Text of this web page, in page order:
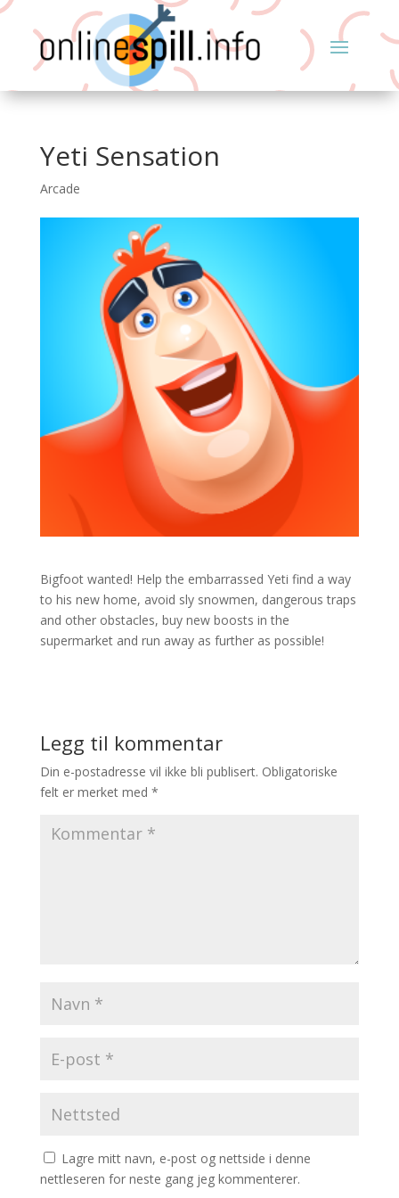
Yeti Sensation
Arcade
Bigfoot wanted! Help the embarrassed Yeti find a way
to his new home, avoid sly snowmen, dangerous traps
and other obstacles, buy new boosts in the
supermarket and run away as further as possible!
Legg til kommentar
Din e-postadresse vil ikke bli publisert. Obligatoriske
felt er merket med *
Lagre mitt navn, e-post og nettside i denne
nettleseren for neste gang jeg kommenterer.